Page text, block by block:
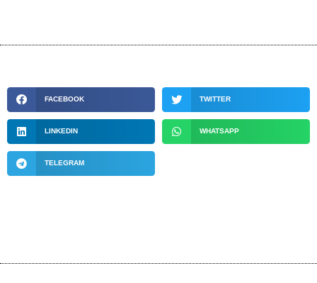
FACEBOOK TWITTER
LINKEDIN WHATSAPP
TELEGRAM